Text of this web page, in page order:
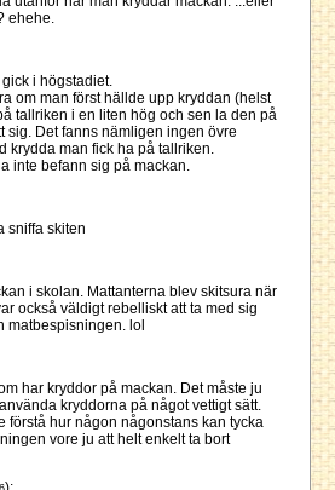
ehehe.
i högstadiet.
om man först hällde upp kryddan (helst
tallriken i en liten hög och sen la den på
sig. Det fanns nämligen ingen övre
krydda man fick ha på tallriken.
inte befann sig på mackan.
sniffa skiten
i skolan. Mattanterna blev skitsura när
också väldigt rebelliskt att ta med sig
matbespisningen. lol
har kryddor på mackan. Det måste ju
kryddorna på något vettigt sätt.
förstå hur någon någonstans kan tycka
vore ju att helt enkelt ta bort